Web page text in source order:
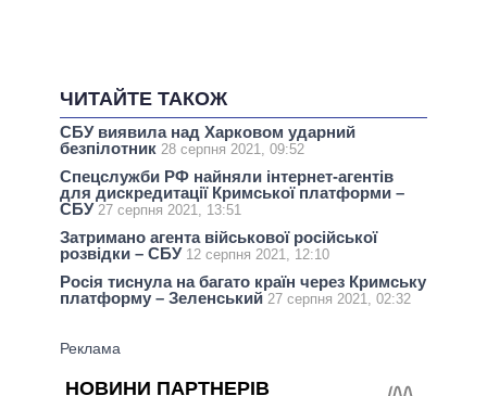
ЧИТАЙТЕ ТАКОЖ
СБУ виявила над Харковом ударний
безпілотник 28 серпня 2021, 09:52
Спецслужби РФ найняли інтернет-агентів
для дискредитації Кримської платформи –
СБУ 27 серпня 2021, 13:51
Затримано агента військової російської
розвідки – СБУ 12 серпня 2021, 12:10
Росія тиснула на багато країн через Кримську
платформу – Зеленський 27 серпня 2021, 02:32